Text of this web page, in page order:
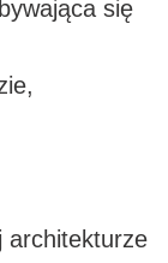
się
architekturze